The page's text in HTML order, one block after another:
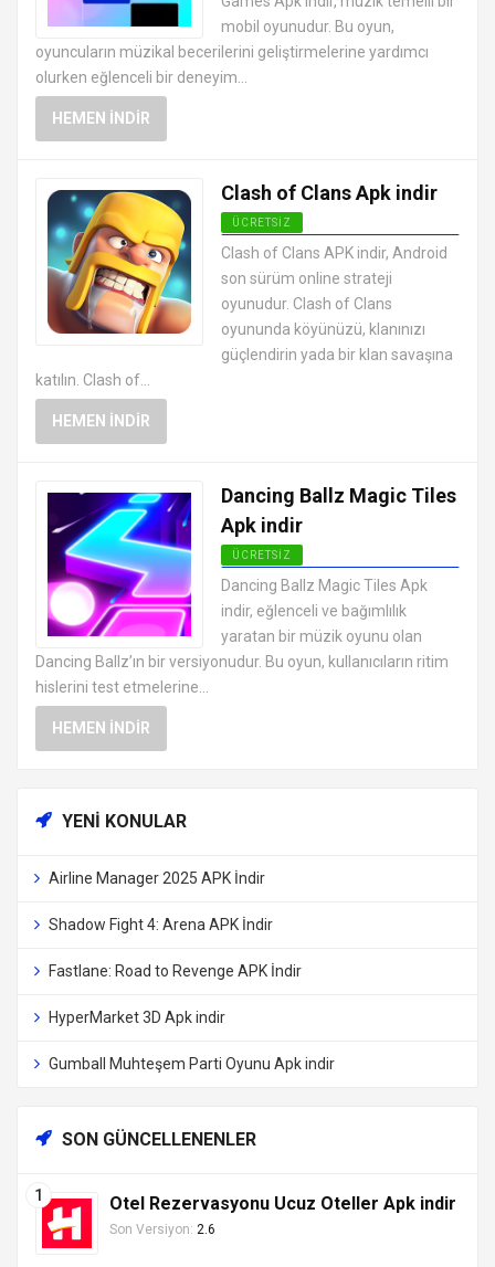
mobil oyunudur. Bu oyun,
oyuncuların müzikal becerilerini geliştirmelerine yardımcı
olurken eğlenceli bir deneyim...
HEMEN İNDIR
Clash of Clans Apk indir
ÜCRETSIZ
EN İYI ANDROID APK OYUNLARI
ÜCRETSIZ
Clash of Clans APK indir, Android
son sürüm online strateji
oyunudur. Clash of Clans
oyununda köyünüzü, klanınızı
güçlendirin yada bir klan savaşına
katılın. Clash of...
HEMEN İNDIR
Dancing Ballz Magic Tiles
Apk indir
ÜCRETSIZ
EN İYI ANDROID APK OYUNLARI
ÜCRETSIZ
Dancing Ballz Magic Tiles Apk
indir, eğlenceli ve bağımlılık
yaratan bir müzik oyunu olan
Dancing Ballz’ın bir versiyonudur. Bu oyun, kullanıcıların ritim
hislerini test etmelerine...
HEMEN İNDIR
YENI KONULAR
Airline Manager 2025 APK İndir
Shadow Fight 4: Arena APK İndir
Fastlane: Road to Revenge APK İndir
HyperMarket 3D Apk indir
Gumball Muhteşem Parti Oyunu Apk indir
SON GÜNCELLENENLER
Otel Rezervasyonu Ucuz Oteller Apk indir
Son Versiyon: 2.6